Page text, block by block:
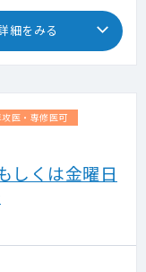
細をみる
攻医・専修医可
しくは金曜日